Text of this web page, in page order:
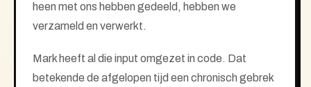
heen met ons hebben gedeeld, hebben we
verzameld en verwerkt.
Mark heeft al die input omgezet in code. Dat
betekende de afgelopen tijd een chronisch gebrek